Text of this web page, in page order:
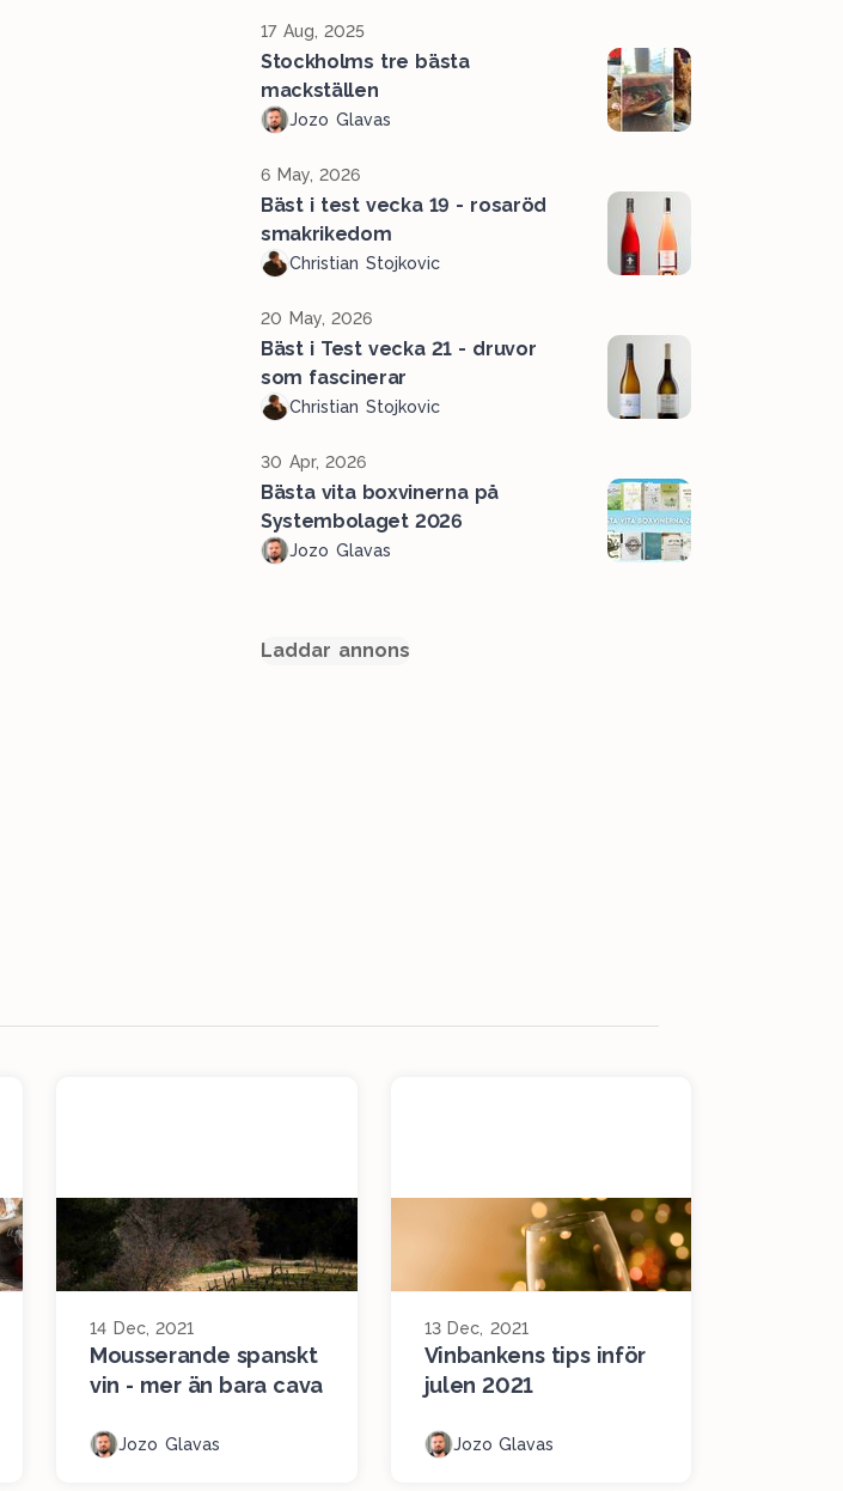
17 Aug, 2025
Stockholms tre bästa
mackställen
Jozo Glavas
6 May, 2026
Bäst i test vecka 19 - rosaröd
smakrikedom
Christian Stojkovic
20 May, 2026
Bäst i Test vecka 21 - druvor
som fascinerar
Christian Stojkovic
30 Apr, 2026
Bästa vita boxvinerna på
Systembolaget 2026
Jozo Glavas
Laddar annons
14 Dec, 2021
Mousserande spanskt
vin - mer än bara cava
Jozo Glavas
13 Dec, 2021
Vinbankens tips inför
julen 2021
Jozo Glavas